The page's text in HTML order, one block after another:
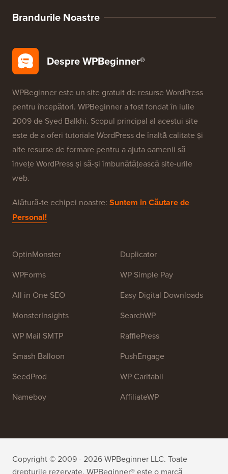
Brandurile Noastre
Despre WPBeginner®
WPBeginner este un site gratuit de resurse WordPress
pentru începători. WPBeginner a fost fondat în iulie
2009 de Syed Balkhi. Scopul principal al acestui site
este de a oferi tutoriale WordPress de înaltă calitate și
alte resurse de formare pentru a ajuta oamenii să
învețe WordPress și să-și îmbunătățească site-urile
web.
Alătură-te echipei noastre: Suntem în Căutare de
Personal!
OptinMonster
WPForms
All in One SEO
MonsterInsights
WP Mail SMTP
Smash Balloon
SeedProd
Nameboy
Duplicator
WP Simple Pay
Easy Digital Downloads
SearchWP
RafflePress
PushEngage
WP Caritabil
AffiliateWP
Copyright © 2009 - 2026 WPBeginner LLC. Toate
drepturile rezervate. WPBeginner® este o marcă